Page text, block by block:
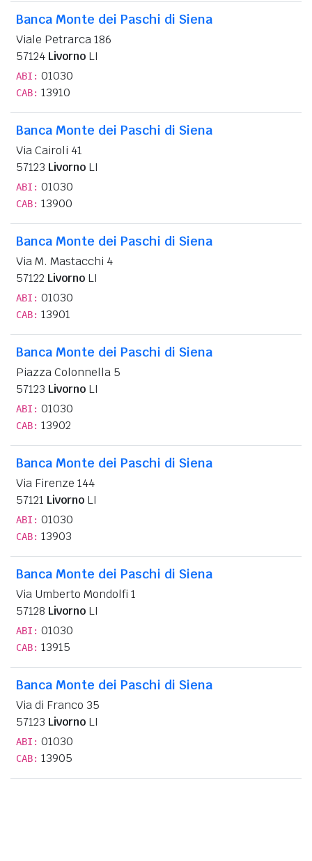
Banca Monte dei Paschi di Siena
Viale Petrarca 186
57124 Livorno LI
ABI: 01030
CAB: 13910
Banca Monte dei Paschi di Siena
Via Cairoli 41
57123 Livorno LI
ABI: 01030
CAB: 13900
Banca Monte dei Paschi di Siena
Via M. Mastacchi 4
57122 Livorno LI
ABI: 01030
CAB: 13901
Banca Monte dei Paschi di Siena
Piazza Colonnella 5
57123 Livorno LI
ABI: 01030
CAB: 13902
Banca Monte dei Paschi di Siena
Via Firenze 144
57121 Livorno LI
ABI: 01030
CAB: 13903
Banca Monte dei Paschi di Siena
Via Umberto Mondolfi 1
57128 Livorno LI
ABI: 01030
CAB: 13915
Banca Monte dei Paschi di Siena
Via di Franco 35
57123 Livorno LI
ABI: 01030
CAB: 13905